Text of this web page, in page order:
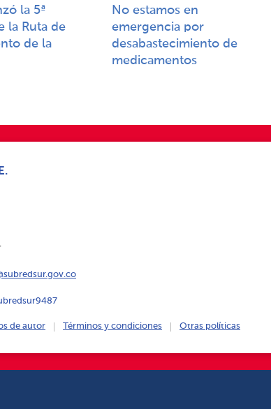
la 5ª
la Ruta de
de la
No estamos en
emergencia por
desabastecimiento de
medicamentos
de autor Términos y condiciones Otras políticas